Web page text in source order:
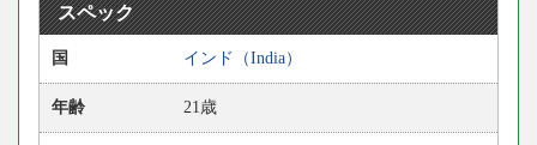
スペック
国 インド（India）
年齢 21歳